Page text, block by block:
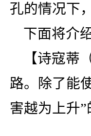
孔的情况下
下面将介
【诗寇
路。除了能
害越为上升”